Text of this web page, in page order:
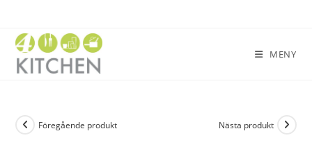
MENY
Föregående produkt Nästa produkt